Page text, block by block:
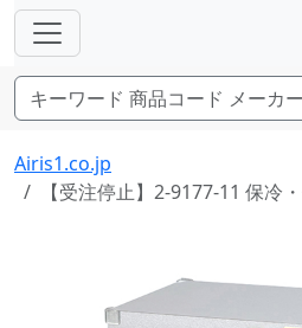
Airis1.co.jp
【受注停止】2-9177-11 保冷